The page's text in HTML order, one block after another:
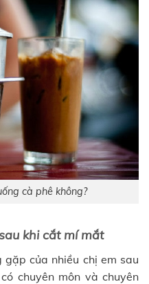
cà phê không?
khi cắt mí mắt
của nhiều chị em sau
chuyên môn và chuyên